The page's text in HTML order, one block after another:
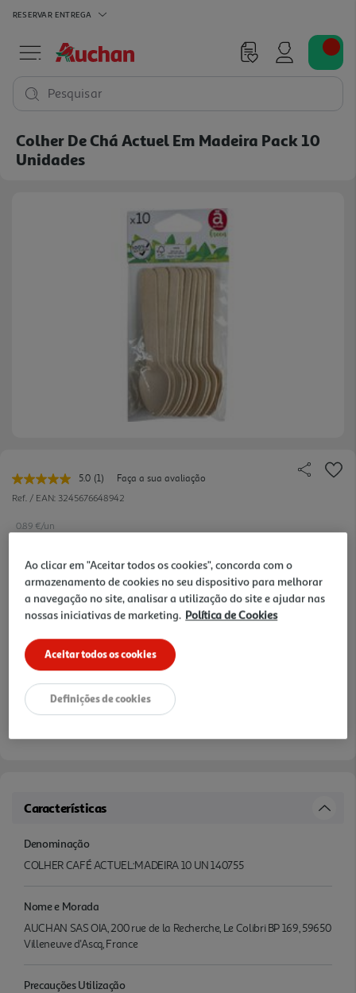
RESERVAR ENTREGA
Pesquisar
Colher De Chá Actuel Em Madeira Pack 10
Unidades
5.0 Leu
uma
para
mesma
página.
(1)
Faça a sua avaliação
Ref. / EAN: 3245676648942
0.89 €/un
0,89 €
Características
Denominação
COLHER CAFÉ ACTUEL:MADEIRA 10 UN 140755
Nome e Morada
AUCHAN SAS OIA, 200 rue de la Recherche, Le Colibri BP 169, 59650
Villeneuve d'Ascq, France
Precauções Utilização
Ao clicar em "Aceitar todos os cookies", concorda com o
armazenamento de cookies no seu dispositivo para melhorar
a navegação no site, analisar a utilização do site e ajudar nas
nossas iniciativas de marketing. Política de Cookies
Aceitar todos os cookies
Definições de cookies